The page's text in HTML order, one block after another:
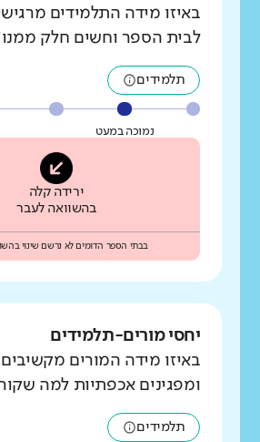
באיזו מידה התלמידים
לבית הספר וחשים חלק
תלמידים
נמוכה במעט
ירידה קלה
בהשוואה לעבר
בבתי הספר הדומים לא נרשם שינוי
יחסי מורים-תלמידים
באיזו מידה המורים
ומפגינים אכפתיות למה
תלמידים